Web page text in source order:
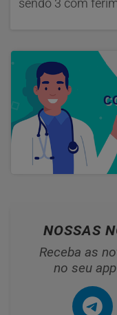
sendo 3 com
NOSSAS
Receba as
no seu